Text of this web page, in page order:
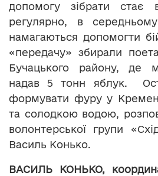
допомогу зібрати стає
регулярно, в
намагаються допомогти
«передачу» збирали
Бучацького району, де
надав 5 тонн яблук.
формувати фуру у
та солодкою водою,
волонтерської групи
Василь Конько.
ВАСИЛЬ КОНЬКО,